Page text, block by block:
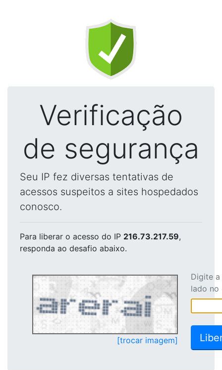
Verificação
de segurança
Seu IP fez diversas tentativas de
acessos suspeitos a sites hospedados
conosco.
Para liberar o acesso do IP 216.73.217.59,
responda ao desafio abaixo.
[trocar imagem]
Digite
lado no